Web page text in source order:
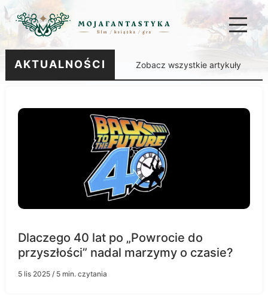
AKTUALNOŚCI Zobacz wszystkie artykuły
Dlaczego 40 lat po „Powrocie do
przyszłości” nadal marzymy o czasie?
5 lis 2025 / 5 min. czytania